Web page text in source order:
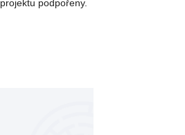
podpořeny.